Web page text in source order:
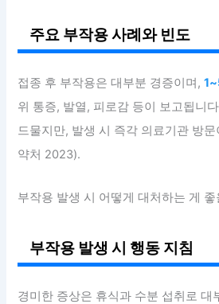
주요 부작용 사례와 빈도
접종 후 부작용은 대부분 경증이며,
위 통증, 발열, 피로감 등이 보고됩니
드물지만, 발생 시 즉각 의료기관 방
약처 2023).
부작용 발생 시 어떻게 대처하는 게 좋
부작용 발생 시 행동 지침
경미한 증상은 휴식과 수분 섭취로 대